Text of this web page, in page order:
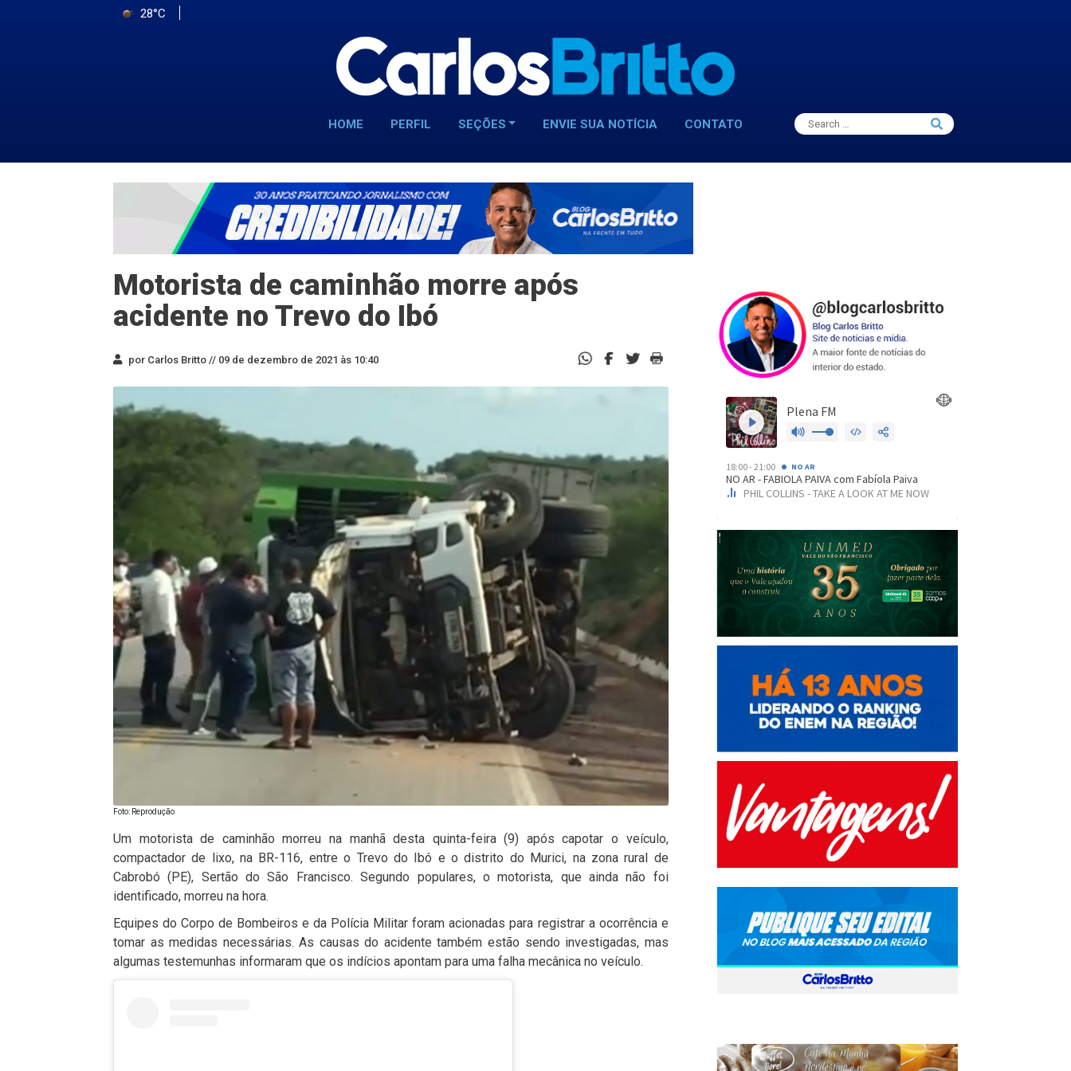
28°C
HOME PERFIL SEÇÕES ENVIE SUA NOTÍCIA CONTATO
Search
for:
Search
Motorista de caminhão morre após
acidente no Trevo do Ibó
por Carlos Britto // 09 de dezembro de 2021 às 10:40
Foto: Reprodução
Um motorista de caminhão morreu na manhã desta quinta-feira (9) após capotar o veículo,
compactador de lixo, na BR-116, entre o Trevo do Ibó e o distrito do Murici, na zona rural de
Cabrobó (PE), Sertão do São Francisco. Segundo populares, o motorista, que ainda não foi
identificado, morreu na hora.
Equipes do Corpo de Bombeiros e da Polícia Militar foram acionadas para registrar a ocorrência e
tomar as medidas necessárias. As causas do acidente também estão sendo investigadas, mas
algumas testemunhas informaram que os indícios apontam para uma falha mecânica no veículo.